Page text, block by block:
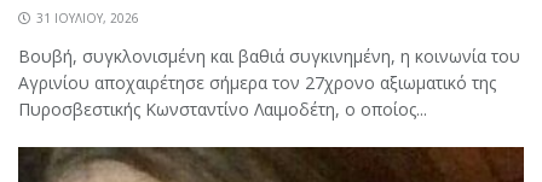
31 ΙΟΥΛΊΟΥ, 2026
Βουβή, συγκλονισμένη και βαθιά συγκινημένη, η κοινωνία του
Αγρινίου αποχαιρέτησε σήμερα τον 27χρονο αξιωματικό της
Πυροσβεστικής Κωνσταντίνο Λαιμοδέτη, ο οποίος...